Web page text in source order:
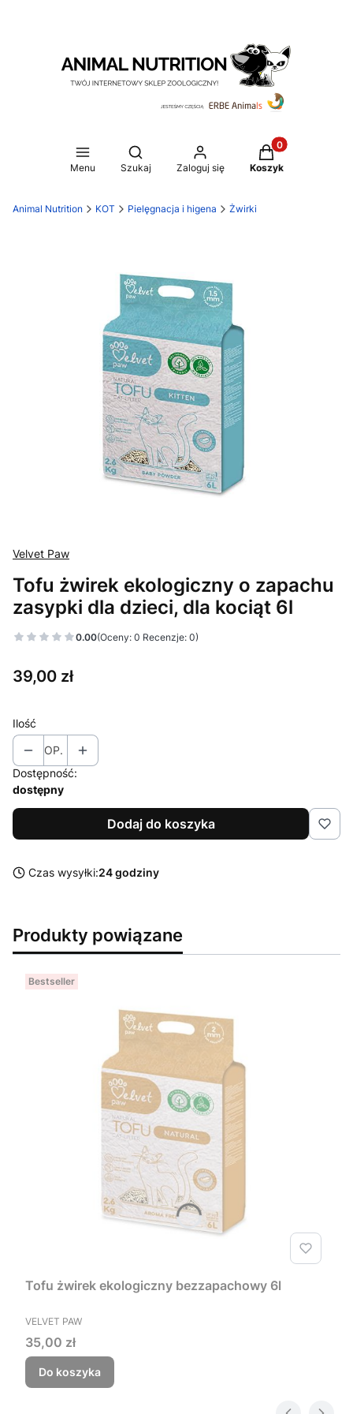
Menu
Otwórz wyszukiwarkę
Szukaj Zaloguj się
Produkty w
Koszyk
Animal Nutrition KOT Pielęgnacja i higena Żwirki
Velvet Paw
Tofu żwirek ekologiczny o zapachu
zasypki dla dzieci, dla kociąt 6l
0.00(Oceny: 0 Recenzje: 0)
Cena
39,00 zł
Ilość
OP.
Dostępność:
dostępny
Dodaj do koszyka
Czas wysyłki:24 godziny
Produkty powiązane
Bestseller
Tofu żwirek ekologiczny bezzapachowy 6l
PRODUCENT
VELVET PAW
Cena
35,00 zł
Do koszyka